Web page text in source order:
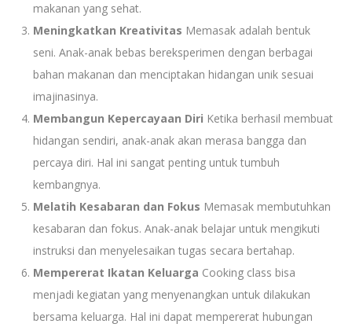
makanan yang sehat.
Meningkatkan Kreativitas Memasak adalah bentuk
seni. Anak-anak bebas bereksperimen dengan berbagai
bahan makanan dan menciptakan hidangan unik sesuai
imajinasinya.
Membangun Kepercayaan Diri Ketika berhasil membuat
hidangan sendiri, anak-anak akan merasa bangga dan
percaya diri. Hal ini sangat penting untuk tumbuh
kembangnya.
Melatih Kesabaran dan Fokus Memasak membutuhkan
kesabaran dan fokus. Anak-anak belajar untuk mengikuti
instruksi dan menyelesaikan tugas secara bertahap.
Mempererat Ikatan Keluarga Cooking class bisa
menjadi kegiatan yang menyenangkan untuk dilakukan
bersama keluarga. Hal ini dapat mempererat hubungan